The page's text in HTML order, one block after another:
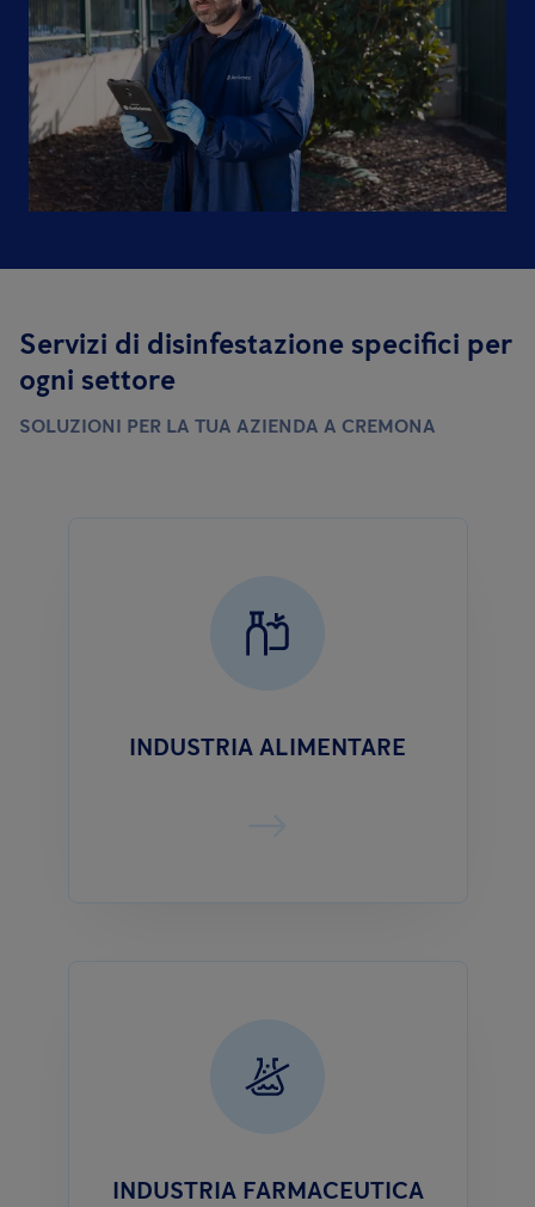
Servizi di disinfestazione specifici per
ogni settore
SOLUZIONI PER LA TUA AZIENDA A CREMONA
INDUSTRIA ALIMENTARE
INDUSTRIA FARMACEUTICA